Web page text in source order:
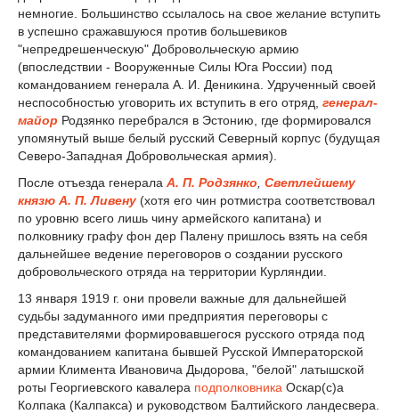
немногие. Большинство ссылалось на свое желание вступить
в успешно сражавшуюся против большевиков
"непредрешенческую" Добровольческую армию
(впоследствии - Вооруженные Силы Юга России) под
командованием генерала А. И. Деникина. Удрученный своей
неспособностью уговорить их вступить в его отряд, генерал-
майор Родзянко перебрался в Эстонию, где формировался
упомянутый выше белый русский Северный корпус (будущая
Северо-Западная Добровольческая армия).
После отъезда генерала А. П. Родзянко Светлейшему
князю А. П. Ливену (хотя его чин ротмистра соответствовал
по уровню всего лишь чину армейского капитана) и
полковнику графу фон дер Палену пришлось взять на себя
дальнейшее ведение переговоров о создании русского
добровольческого отряда на территории Курляндии.
13 января 1919 г. они провели важные для дальнейшей
судьбы задуманного ими предприятия переговоры с
представителями формировавшегося русского отряда под
командованием капитана бывшей Русской Императорской
армии Климента Ивановича Дыдорова, "белой" латышской
роты Георгиевского кавалера подполковника Оскар(с)а
Колпака (Калпакса) и руководством Балтийского ландесвера.